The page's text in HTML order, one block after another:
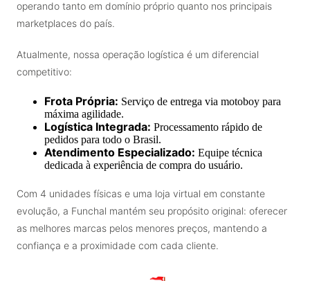
operando tanto em domínio próprio quanto nos principais
marketplaces do país.
Atualmente, nossa operação logística é um diferencial
competitivo:
Frota Própria: Serviço de entrega via motoboy para
máxima agilidade.
Logística Integrada: Processamento rápido de
pedidos para todo o Brasil.
Atendimento Especializado: Equipe técnica
dedicada à experiência de compra do usuário.
Com 4 unidades físicas e uma loja virtual em constante
evolução, a Funchal mantém seu propósito original: oferecer
as melhores marcas pelos menores preços, mantendo a
confiança e a proximidade com cada cliente.